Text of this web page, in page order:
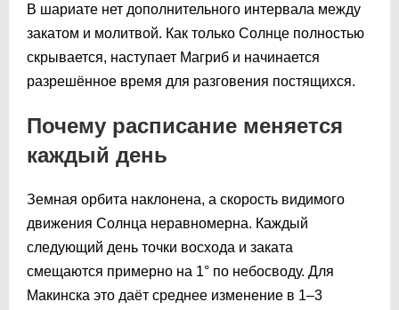
В шариате нет дополнительного интервала между
закатом и молитвой. Как только Солнце полностью
скрывается, наступает Магриб и начинается
разрешённое время для разговения постящихся.
Почему расписание меняется
каждый день
Земная орбита наклонена, а скорость видимого
движения Солнца неравномерна. Каждый
следующий день точки восхода и заката
смещаются примерно на 1° по небосводу. Для
Макинска это даёт среднее изменение в 1–3